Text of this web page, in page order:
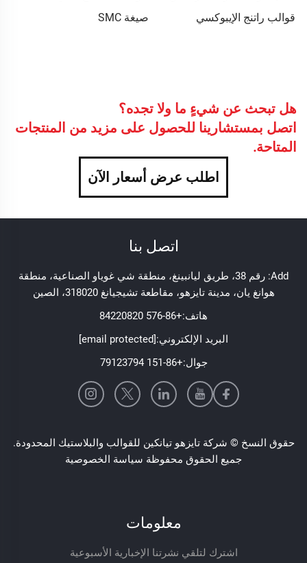
قوالب راتنج الإيبوكسي
صيغة SMC
هل تبحث عن شيءٍ ما ولا تجده؟
اتصل بمستشارينا للحصول على مزيد من المنتجات
المتاحة.
اطلب عرض أسعار الآن
اتصل بنا
Add: رقم 38، طريق ليانبينغ، منطقة شي غوياو الصناعية، منطقة
هوانغ يان، مدينة تايزهو، مقاطعة تشيجيانغ 318020، الصين
هاتف:+86-576 84220820
البريد الإلكتروني:[email protected]
جوال:+86-151 79123794
حقوق النسخ © شركة تايزهو تيانكين للقوالب والبلاستيك المحدودة.
جميع الحقوق محفوظة سياسة الخصوصية
معلومات
اشترك لتلقي نشرتنا الإخبارية الأسبوعية